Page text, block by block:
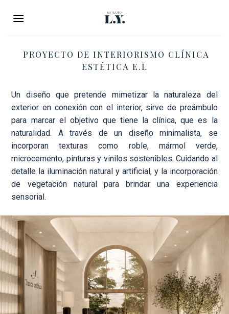
PROYECTO DE INTERIORISMO CLÍNICA
ESTÉTICA E.L
Un diseño que pretende mimetizar la naturaleza del
exterior en conexión con el interior, sirve de preámbulo
para marcar el objetivo que tiene la clínica, que es la
naturalidad. A través de un diseño minimalista, se
incorporan texturas como roble, mármol verde,
microcemento, pinturas y vinilos sostenibles. Cuidando al
detalle la iluminación natural y artificial, y la incorporación
de vegetación natural para brindar una experiencia
sensorial.